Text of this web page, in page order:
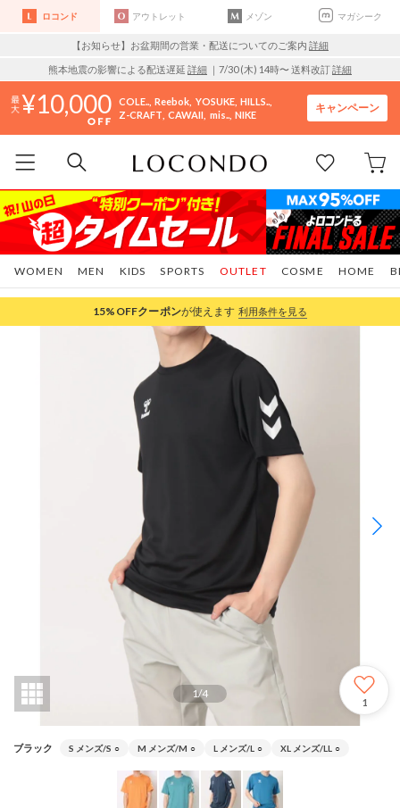
ロコンド アウトレット メゾン マガシーク
【お知らせ】お盆期間の営業・配送についてのご案内 詳細
熊本地震の影響による配送遅延 詳細 ｜7/30 (木) 14時〜 送料改訂詳細
10,000 COLE.. Reebok YOSUKE HILLS..
Z-CRAFT CAWAII mis.. NIKE
キャンペーン
WOMEN MEN KIDS SPORTS COSME HOME
OUTLET
15%OFFクーポンが使えます 利用条件を見る
1/4
1
ブラック S メンズ/S ○ M メンズ/M ○ L メンズ/L ○ XL メンズ/LL ○